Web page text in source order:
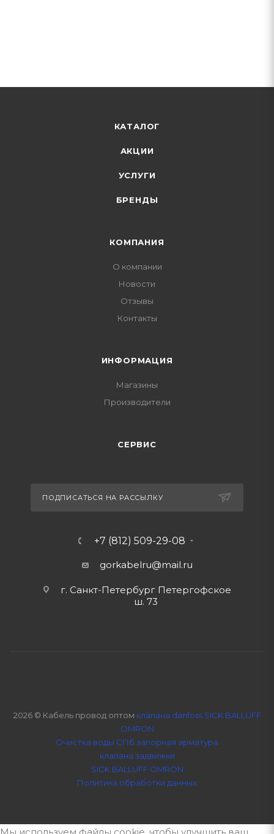
КАТАЛОГ
АКЦИИ
УСЛУГИ
БРЕНДЫ
КОМПАНИЯ
О компании
Новости
Отзывы
Контакты
ИНФОРМАЦИЯ
Магазины
Производители
СЕРВИС
ПОДПИСАТЬСЯ НА РАССЫЛКУ
+7 (812) 509-29-08
gorkabelru@mail.ru
г. Санкт-Петербург Петергофское
ш. 73
2026 © Кабель провод оптом клапана danfoss SICK BALLUFF
OMRON
Очистка воды СПб запорная арматура
клапана задвижки
SICK BALLUFF OMRON
Политика обработки данных